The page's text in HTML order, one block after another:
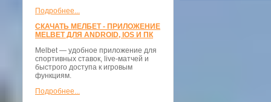
Подробнее...
СКАЧАТЬ МЕЛБЕТ - ПРИЛОЖЕНИЕ
MELBET ДЛЯ ANDROID, IOS И ПК
Melbet — удобное приложение для
спортивных ставок, live-матчей и
быстрого доступа к игровым
функциям.
Подробнее...